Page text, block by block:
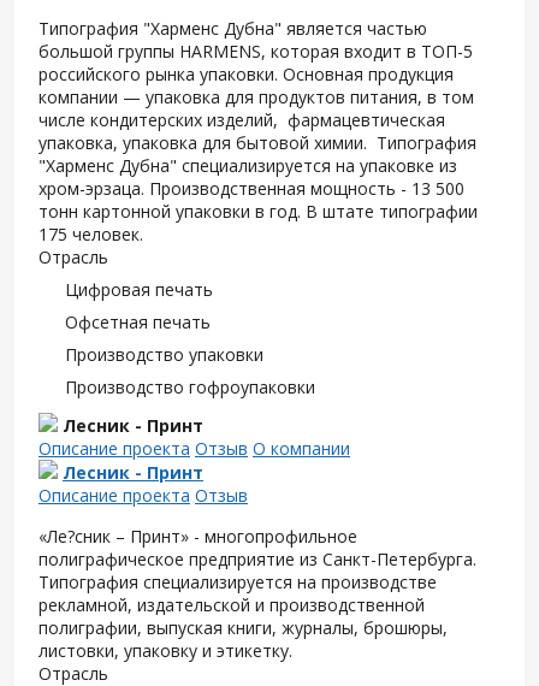
Типография "Харменс Дубна" является частью
большой группы HARMENS, которая входит в ТОП-5
российского рынка упаковки. Основная продукция
компании — упаковка для продуктов питания, в том
числе кондитерских изделий, фармацевтическая
упаковка, упаковка для бытовой химии. Типография
"Харменс Дубна" специализируется на упаковке из
хром-эрзаца. Производственная мощность - 13 500
тонн картонной упаковки в год. В штате типографии
175 человек.
Отрасль
Цифровая печать
Офсетная печать
Производство упаковки
Производство гофроупаковки
Лесник - Принт
Описание проекта Отзыв О компании
Лесник - Принт
Описание проекта Отзыв
«Ле?сник – Принт» - многопрофильное
полиграфическое предприятие из Санкт-Петербурга.
Типография специализируется на производстве
рекламной, издательской и производственной
полиграфии, выпуская книги, журналы, брошюры,
листовки, упаковку и этикетку.
Отрасль